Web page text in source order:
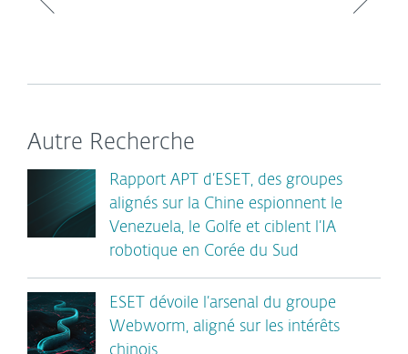
Autre Recherche
Rapport APT d’ESET, des groupes
alignés sur la Chine espionnent le
Venezuela, le Golfe et ciblent l’IA
robotique en Corée du Sud
ESET dévoile l’arsenal du groupe
Webworm, aligné sur les intérêts
chinois